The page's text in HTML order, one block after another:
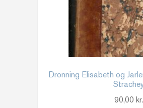
Dronning Elisabeth og
90,00 kr.